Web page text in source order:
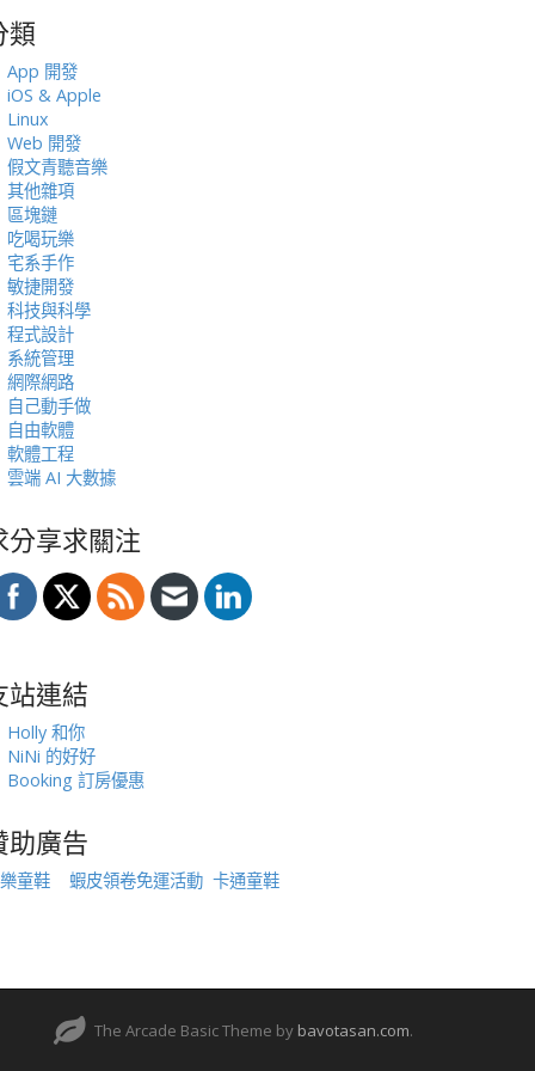
類
App 開發
iOS & Apple
Linux
Web 開發
假文青聽音樂
其他雜項
區塊鏈
吃喝玩樂
宅系手作
敏捷開發
科技與科學
程式設計
系統管理
網際網路
自己動手做
自由軟體
軟體工程
雲端 AI 大數據
分享求關注
站連結
Holly 和你
NiNi 的好好
Booking 訂房優惠
助廣告
童鞋 蝦皮領卷免運活動 卡通童鞋
The Arcade Basic Theme by bavotasan.com.